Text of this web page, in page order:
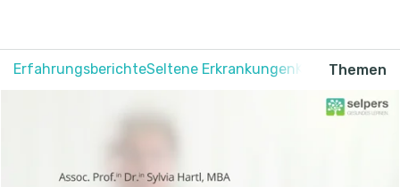
ErfahrungsberichteSeltene ErkrankungenKrebsThemen